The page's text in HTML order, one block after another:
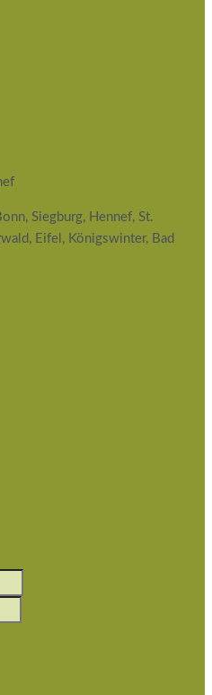
Siegburg, Hennef, St.
Eifel, Königswinter, Bad